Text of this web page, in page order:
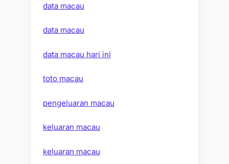
data macau
data macau
data macau hari ini
toto macau
pengeluaran macau
keluaran macau
keluaran macau